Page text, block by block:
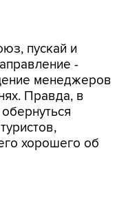
пускай и
-
менеджеров
Правда, в
хорошего об